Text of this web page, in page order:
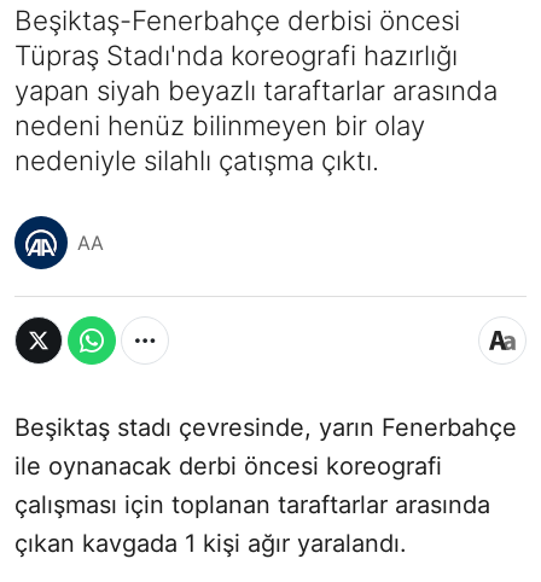
Beşiktaş-Fenerbahçe derbisi öncesi
Tüpraş Stadı'nda koreografi hazırlığı
yapan siyah beyazlı taraftarlar arasında
nedeni henüz bilinmeyen bir olay
nedeniyle silahlı çatışma çıktı.
AA
Beşiktaş stadı çevresinde, yarın Fenerbahçe
ile oynanacak derbi öncesi koreografi
çalışması için toplanan taraftarlar arasında
çıkan kavgada 1 kişi ağır yaralandı.